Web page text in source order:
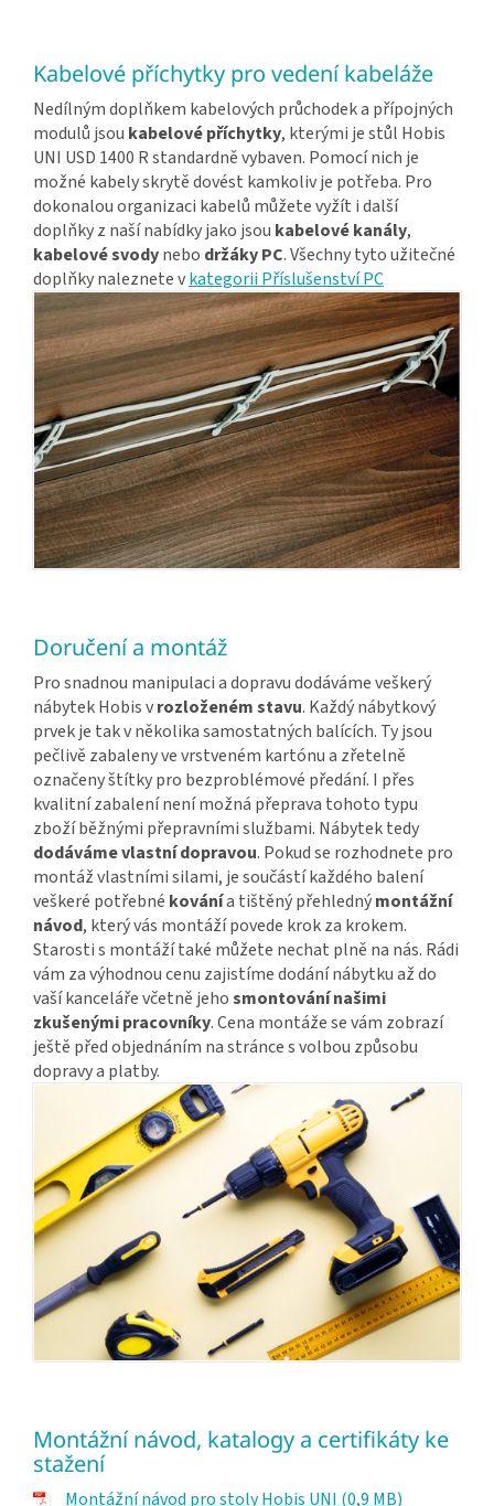
Kabelové příchytky pro vedení kabeláže
Nedílným doplňkem kabelových průchodek a přípojných
modulů jsou kabelové příchytky, kterými je stůl Hobis
UNI USD 1400 R standardně vybaven. Pomocí nich je
možné kabely skrytě dovést kamkoliv je potřeba. Pro
dokonalou organizaci kabelů můžete vyžít i další
doplňky z naší nabídky jako jsou kabelové kanály,
kabelové svodynebo držáky PC. Všechny tyto užitečné
doplňky naleznete vkategorii Příslušenství PC
Doručení a montáž
Pro snadnou manipulaci a dopravu dodáváme veškerý
nábytek Hobis vrozloženém stavu. Každý nábytkový
prvek je tak v několika samostatných balících. Ty jsou
pečlivě zabaleny ve vrstveném kartónu a zřetelně
označeny štítky pro bezproblémové předání. I přes
kvalitní zabalení není možná přeprava tohoto typu
zboží běžnými přepravními službami. Nábytek tedy
dodáváme vlastní dopravou. Pokud se rozhodnete pro
montáž vlastními silami, je součástí každého balení
veškeré potřebné kovánía tištěný přehlednýmontážní
návod, který vás montáží povede krok za krokem.
Starosti s montáží také můžete nechat plně na nás. Rádi
vám za výhodnou cenu zajistíme dodání nábytku až do
vaší kanceláře včetně jehosmontování našimi
zkušenými pracovníky. Cena montáže se vám zobrazí
ještě před objednáním na stránce s volbou způsobu
dopravy a platby.
Montážní návod, katalogy a certifikáty ke
stažení
Montážní návod pro stoly Hobis UNI (0,9 MB)